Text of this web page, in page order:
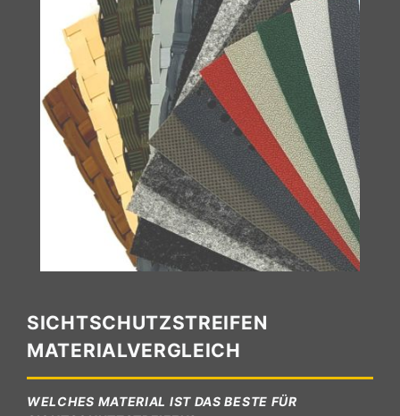
SICHTSCHUTZSTREIFEN
MATERIALVERGLEICH
WELCHES MATERIAL IST DAS BESTE FÜR